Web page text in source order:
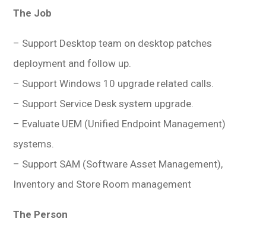
The Job
– Support Desktop team on desktop patches
deployment and follow up.
– Support Windows 10 upgrade related calls.
– Support Service Desk system upgrade.
– Evaluate UEM (Unified Endpoint Management)
systems.
– Support SAM (Software Asset Management),
Inventory and Store Room management
The Person